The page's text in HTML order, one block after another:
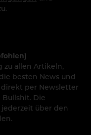
zu allen Artikeln,
besten News und
per Newsletter
Die
über den